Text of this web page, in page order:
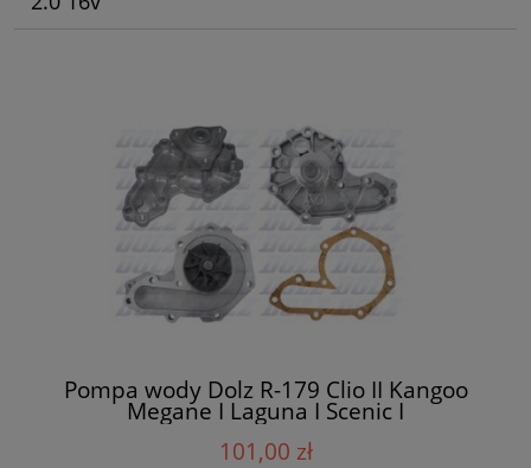
Pompa wody Dolz R-179 Clio II Kangoo
Megane I Laguna I Scenic I
101,00 zł